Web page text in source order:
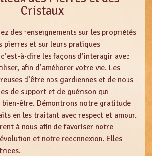
Cristaux
des renseignements sur les propriétés
pierres et sur leurs pratiques
à-dire les façons d’interagir avec
afin d’améliorer votre vie. Les
d’être nos gardiennes et de nous
de support et de guérison qui
être. Démontrons notre gratitude
en les traitant avec respect et amour.
à nous afin de favoriser notre
et notre reconnexion. Elles